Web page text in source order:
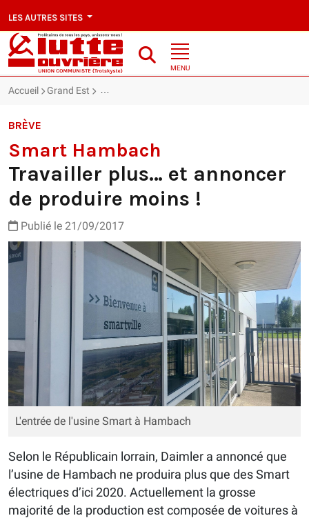
LES AUTRES SITES
MENU
Accueil Grand Est Smart Hambach : Travailler plus… et annoncer
BRÈVE
Smart Hambach
Travailler plus… et annoncer
de produire moins !
Publié le 21/09/2017
L'entrée de l'usine Smart à Hambach
Selon le Républicain lorrain, Daimler a annoncé que
l’usine de Hambach ne produira plus que des Smart
électriques d’ici 2020. Actuellement la grosse
majorité de la production est composée de voitures à